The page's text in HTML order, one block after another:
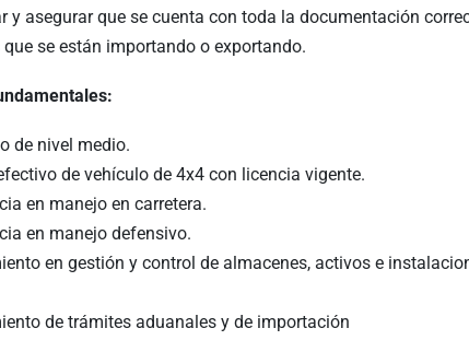
y asegurar que se cuenta con toda la documentación
se están importando o exportando.
de nivel medio.
de vehículo de 4x4 con licencia vigente.
en manejo en carretera.
en manejo defensivo.
en gestión y control de almacenes, activos e
de trámites aduanales y de importación